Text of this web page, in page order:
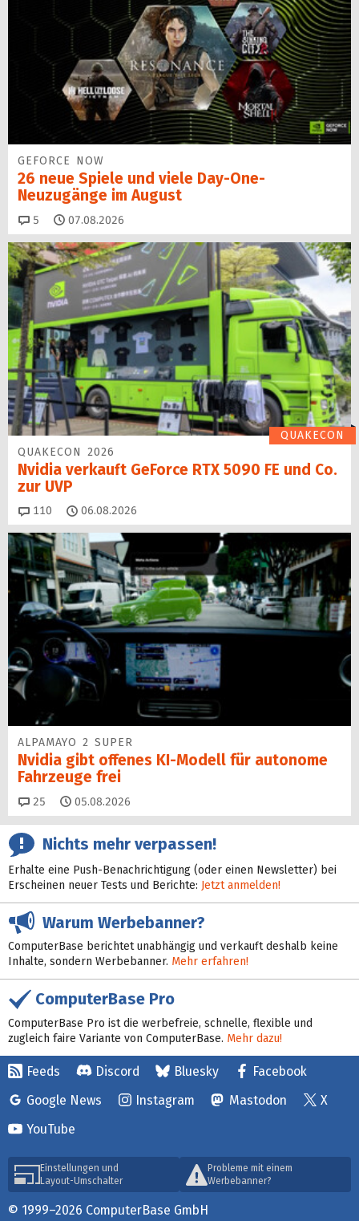
GEFORCE NOW
26 neue Spiele und viele Day-One-
Neuzugänge im August
5 Kommentare
07.08.2026
QUAKECON
QUAKECON 2026
Nvidia verkauft GeForce RTX 5090 FE und Co.
zur UVP
110 Kommentare
06.08.2026
ALPAMAYO 2 SUPER
Nvidia gibt offenes KI-Modell für autonome
Fahrzeuge frei
25 Kommentare
05.08.2026
Nichts mehr verpassen!
Erhalte eine Push-Benachrichtigung (oder einen Newsletter) bei
Erscheinen neuer Tests und Berichte: Jetzt anmelden!
Warum Werbebanner?
ComputerBase berichtet unabhängig und verkauft deshalb keine
Inhalte, sondern Werbebanner. Mehr erfahren!
ComputerBase Pro
ComputerBase Pro ist die werbefreie, schnelle, flexible und
zugleich faire Variante von ComputerBase. Mehr dazu!
Feeds Discord Bluesky
Facebook
Google News
Instagram Mastodon
X
YouTube
Einstellungen und
Layout-Umschalter
Probleme mit einem
Werbebanner?
© 1999–2026 ComputerBase GmbH